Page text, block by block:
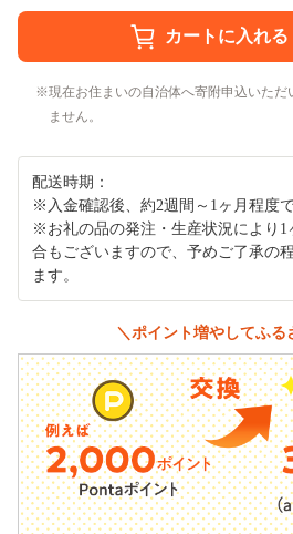
現在お住まいの自治体へ寄附申込いた
ません。
配送時期：
※入金確認後、約2週間～1ヶ月程度
※お礼の品の発注・生産状況により1
合もございますので、予めご了承の
ます。
＼ポイント増やしてふる